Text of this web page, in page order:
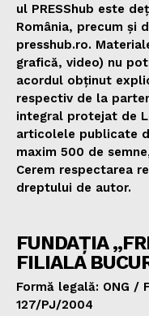
ul PRESShub este
România, precum și
presshub.ro.
grafică, video) nu
acordul obținut
respectiv de la
integral protejat de
articolele publicate
maxim 500 de
Cerem respectarea
dreptului de autor.
FUNDAȚIA
FILIALA
Formă legală: ONG /
127/PJ/2004